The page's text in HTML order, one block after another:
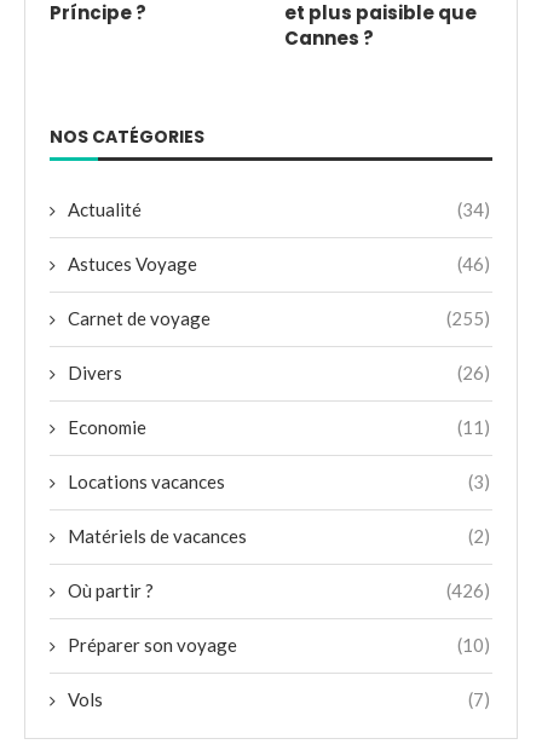
Príncipe ?
et plus paisible que
Cannes ?
NOS CATÉGORIES
Actualité (34)
Astuces Voyage (46)
Carnet de voyage (255)
Divers (26)
Economie (11)
Locations vacances (3)
Matériels de vacances (2)
Où partir ? (426)
Préparer son voyage (10)
Vols (7)